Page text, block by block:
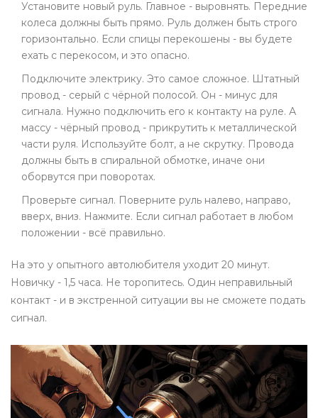
Установите новый руль. Главное - выровнять. Передние
колеса должны быть прямо. Руль должен быть строго
горизонтально. Если спицы перекошены - вы будете
ехать с перекосом, и это опасно.
Подключите электрику. Это самое сложное. Штатный
провод - серый с чёрной полосой. Он - минус для
сигнала. Нужно подключить его к контакту на руле. А
массу - чёрный провод - прикрутить к металлической
части руля. Используйте болт, а не скрутку. Провода
должны быть в спиральной обмотке, иначе они
оборвутся при поворотах.
Проверьте сигнал. Поверните руль налево, направо,
вверх, вниз. Нажмите. Если сигнал работает в любом
положении - всё правильно.
На это у опытного автолюбителя уходит 20 минут.
Новичку - 1,5 часа. Не торопитесь. Один неправильный
контакт - и в экстренной ситуации вы не сможете подать
сигнал.